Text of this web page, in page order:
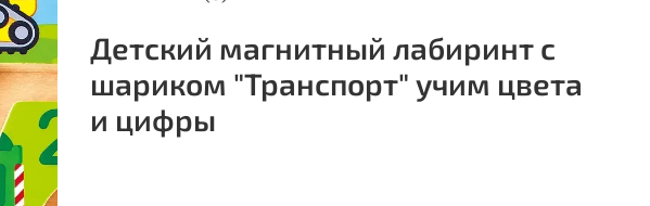
Детский магнитный лабиринт с
шариком "Транспорт" учим цвета
и цифры